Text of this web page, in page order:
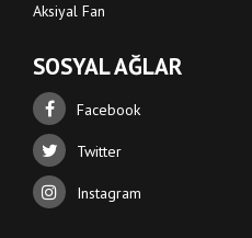
Aksiyal Fan
SOSYAL AĞLAR
Facebook
Twitter
Instagram